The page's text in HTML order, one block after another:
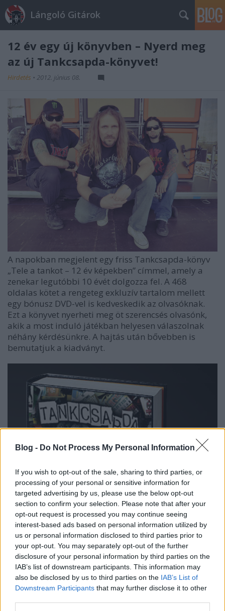
Blog - Do Not Process My Personal Information
If you wish to opt-out of the sale, sharing to third parties, or
processing of your personal or sensitive information for
targeted advertising by us, please use the below opt-out
section to confirm your selection. Please note that after your
opt-out request is processed you may continue seeing
interest-based ads based on personal information utilized by
us or personal information disclosed to third parties prior to
your opt-out. You may separately opt-out of the further
disclosure of your personal information by third parties on the
IAB’s list of downstream participants. This information may
also be disclosed by us to third parties on the IAB’s List of
Downstream Participants that may further disclose it to other
Lángoló Gitárok
12 év egy új könyvben – Nyerd meg
az új Tankcsapda-könyvet!
Hirdetés • 2012. június 08.
A napokban megjelent egy friss Tankcsapda-könyv
„Tele a tankot – 12 év képekben” címmel, amely a
zenekar legutóbbi 10 évét dolgozza fel. A 468
oldalas kötet a rengeteg exkluzív tartalom mellett
egy bónusz DVD-vel is kedveskedik az olvasóknak.
Ezt a könyvet nyerheti meg öt szerencsés olvasónk,
akik a most induló játékban helyesen válaszolnak
néhány kérdésünkre. A hajtás után bővebben is
bemutatjuk a kiadványt.
„Tele a Tankot” címmel, május 21-én jelent meg a